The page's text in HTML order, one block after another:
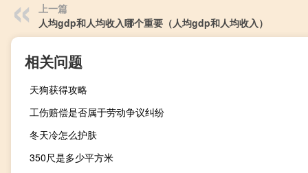
上一篇
人均gdp和人均收入哪个重要（人均gdp和人均收入）
相关问题
天狗获得攻略
工伤赔偿是否属于劳动争议纠纷
冬天冷怎么护肤
350尺是多少平方米